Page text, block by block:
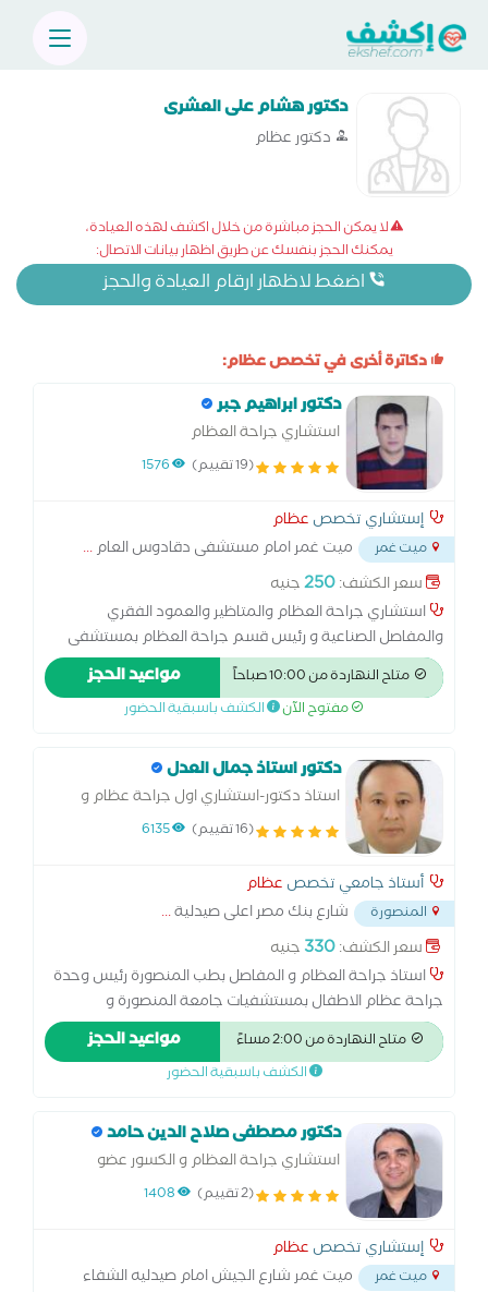
دكتور هشام على العشرى
دكتور عظام
لا يمكن الحجز مباشرة من خلال اكشف لهذه العيادة،
يمكنك الحجز بنفسك عن طريق اظهار بيانات الاتصال:
اضغط لاظهار ارقام العيادة والحجز
دكاترة أخرى في تخصص عظام:
دكتور ابراهيم جبر
استشاري جراحة العظام
(19 تقييم) 1576
إستشاري تخصص عظام
ميت غمر ميت غمر امام مستشفى دقادوس العام...
سعر الكشف:250جنيه
استشاري جراحة العظام والمتاظير والعمود الفقري
والمفاصل الصناعية و رئيس قسم جراحة العظام بمستشفى
زفتى العام
متاح النهاردة من 10:00 صباحاً مواعيد الحجز
مفتوح الآن الكشف باسبقية الحضور
دكتور استاذ جمال العدل
استاذ دكتور-استشاري اول جراحة عظام و
عظام الاطفال
(16 تقييم) 6135
أستاذ جامعي تخصص عظام
المنصورة شارع بنك مصر اعلى صيدلية...
سعر الكشف:330 جنيه
استاذ جراحة العظام و المفاصل بطب المنصورة رئيس وحدة
جراحة عظام الاطفال بمستشفيات جامعة المنصورة و
مستشفى الطوارئ زمالة جامعة اوكسفورد و جامعة شيفيلد
ببريطانيا اكثر من 36 سنة خبرة في جراحة العظام
متاح النهاردة من 2:00 مساءً مواعيد الحجز
الكشف باسبقية الحضور
دكتور مصطفى صلاح الدين حامد
استشاري جراحة العظام و الكسور عضو
الجمعية المصرية لجراحة العظام
(2 تقييم) 1408
إستشاري تخصص عظام
ميت غمر
ميت غمر شارع الجيش امام صيدليه الشفاء